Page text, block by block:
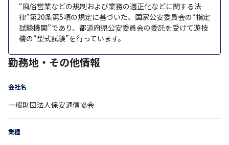
“風俗営業などの規制および業務の適正化などに関する法
律”第20条第5項の規定に基づいた、国家公安委員会の“指定
試験機関”であり、都道府県公安委員会の委託を受けて遊技
機の“型式試験”を行っています。
勤務地・その他情報
会社名
一般財団法人保安通信協会
業種